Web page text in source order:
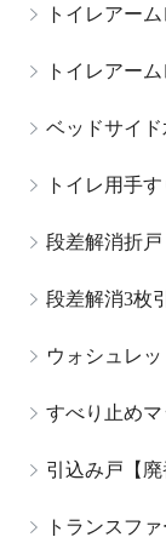
トイレアー
トイレアー
ベッドサイ
トイレ用手
段差解消折戸
段差解消3枚
ウォシュレ
すべり止めマ
引込み戸【廃
トランスフ